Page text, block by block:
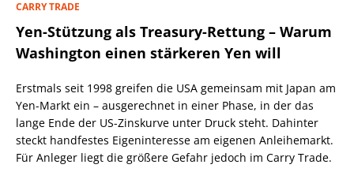
CARRY TRADE
Yen-Stützung als Treasury-Rettung – Warum
Washington einen stärkeren Yen will
Erstmals seit 1998 greifen die USA gemeinsam mit Japan am
Yen-Markt ein – ausgerechnet in einer Phase, in der das
lange Ende der US-Zinskurve unter Druck steht. Dahinter
steckt handfestes Eigeninteresse am eigenen Anleihemarkt.
Für Anleger liegt die größere Gefahr jedoch im Carry Trade.